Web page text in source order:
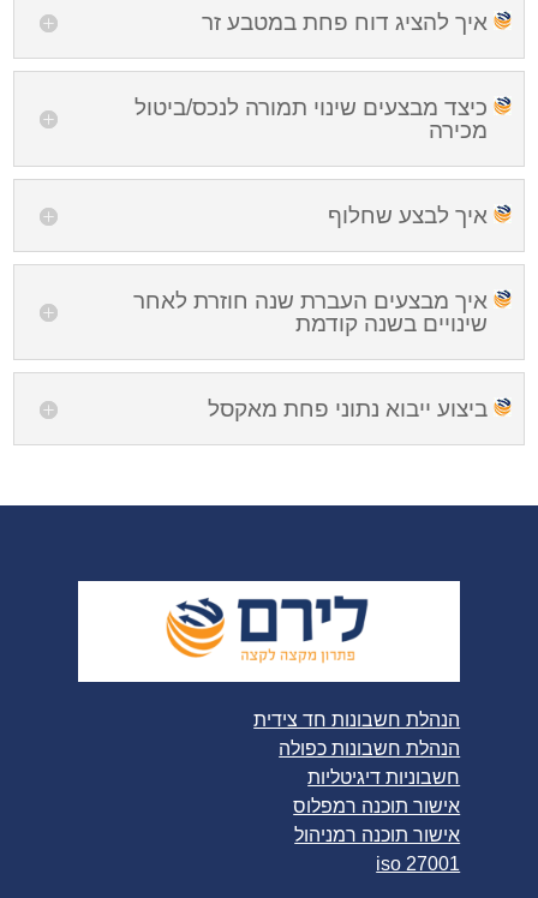
איך להציג דוח פחת במטבע זר
כיצד מבצעים שינוי תמורה לנכס/ביטול
מכירה
איך לבצע שחלוף
איך מבצעים העברת שנה חוזרת לאחר
שינויים בשנה קודמת
ביצוע ייבוא נתוני פחת מאקסל
הנהלת חשבונות חד צידית
הנהלת חשבונות כפולה
חשבוניות דיגיטליות
אישור תוכנה רמפלוס
אישור תוכנה רמניהול
iso 27001